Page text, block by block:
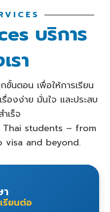
บริการ
รา
ขั้นตอน เพื่อให้การเรียน
องง่าย มั่นใจ และประสบ
เร็จ
students – from
visa and beyond.
รียนต่อ